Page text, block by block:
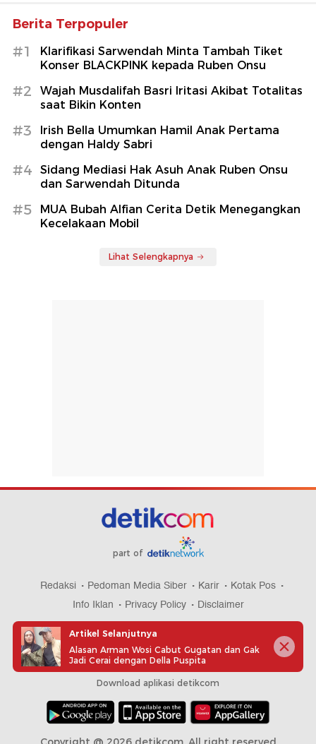
Berita Terpopuler
#1
Klarifikasi Sarwendah Minta Tambah Tiket
Konser BLACKPINK kepada Ruben Onsu
#2
Wajah Musdalifah Basri Iritasi Akibat Totalitas
saat Bikin Konten
#3
Irish Bella Umumkan Hamil Anak Pertama
dengan Haldy Sabri
#4
Sidang Mediasi Hak Asuh Anak Ruben Onsu
dan Sarwendah Ditunda
#5
MUA Bubah Alfian Cerita Detik Menegangkan
Kecelakaan Mobil
Lihat Selengkapnya
part of
Redaksi Pedoman Media Siber Karir
Kotak Pos
Info Iklan
Privacy Policy Disclaimer
Download aplikasi detikcom
Artikel Selanjutnya
Alasan Arman Wosi Cabut Gugatan dan Gak
Jadi Cerai dengan Della Puspita